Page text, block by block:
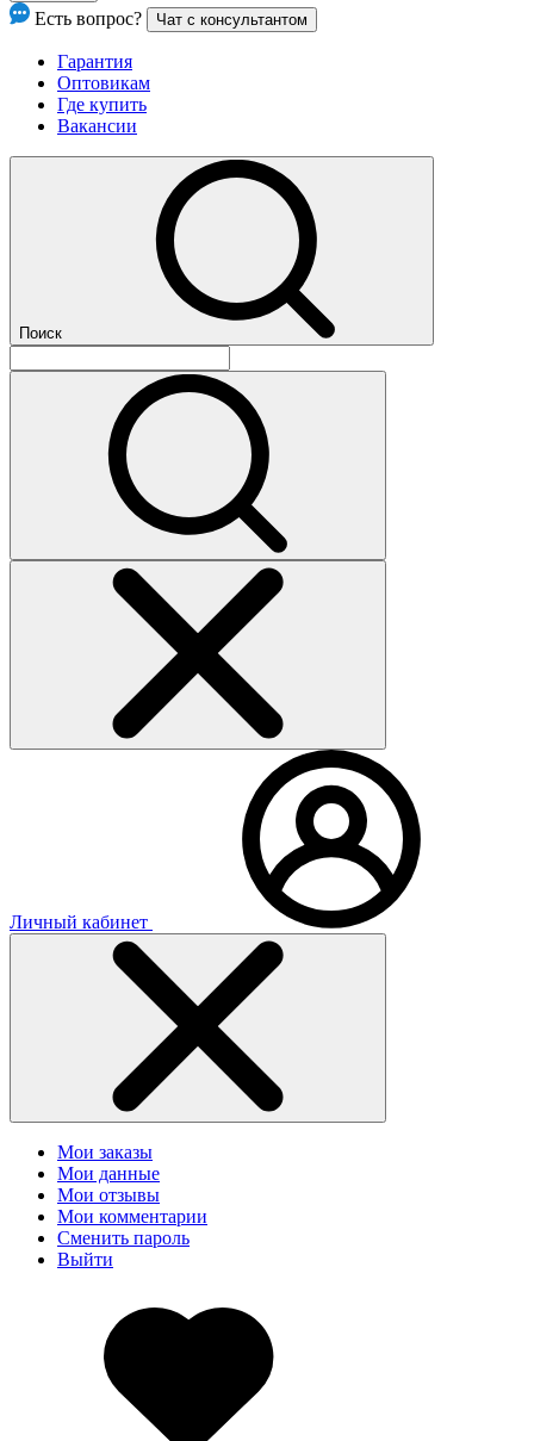
Есть вопрос? Чат с консультантом
Гарантия
Оптовикам
Где купить
Вакансии
Поиск
Личный кабинет
Мои заказы
Мои данные
Мои отзывы
Мои комментарии
Сменить пароль
Выйти